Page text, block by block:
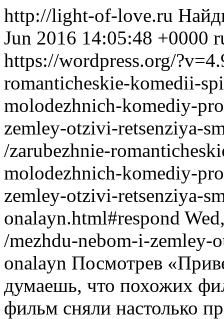
http://light-of-love.ru
Jun 2016 14:05:48 +0000
https://wordpress.org/
romanticheskie-komedii-
molodezhnich-komediy-
zemley-otzivi-retsenziya-
/zarubezhnie-
molodezhnich-komediy-
zemley-otzivi-retsenziya-
onalayn.html#respond
/mezhdu-nebom-i-zemley-
onalayn Посмотрев
думаешь, что похожих
фильм сняли настолько